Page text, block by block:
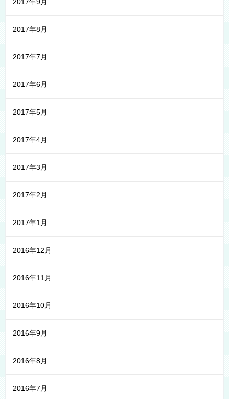
2017年8月
2017年7月
2017年6月
2017年5月
2017年4月
2017年3月
2017年2月
2017年1月
2016年12月
2016年11月
2016年10月
2016年9月
2016年8月
2016年7月